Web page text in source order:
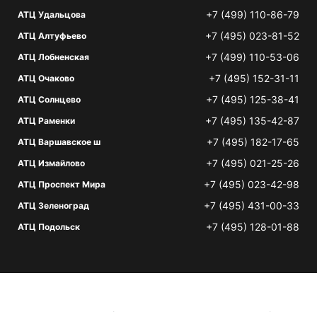
АТЦ Удальцова +7 (499) 110-86-79
АТЦ Алтуфьево +7 (495) 023-81-52
АТЦ Лобненская +7 (499) 110-53-06
АТЦ Очаково +7 (495) 152-31-11
АТЦ Солнцево +7 (495) 125-38-41
АТЦ Раменки +7 (495) 135-42-87
АТЦ Варшавское ш +7 (495) 182-17-65
АТЦ Измайлово +7 (495) 021-25-26
АТЦ Проспект Мира +7 (495) 023-42-98
АТЦ Зеленоград +7 (495) 431-00-33
АТЦ Подольск +7 (495) 128-01-88